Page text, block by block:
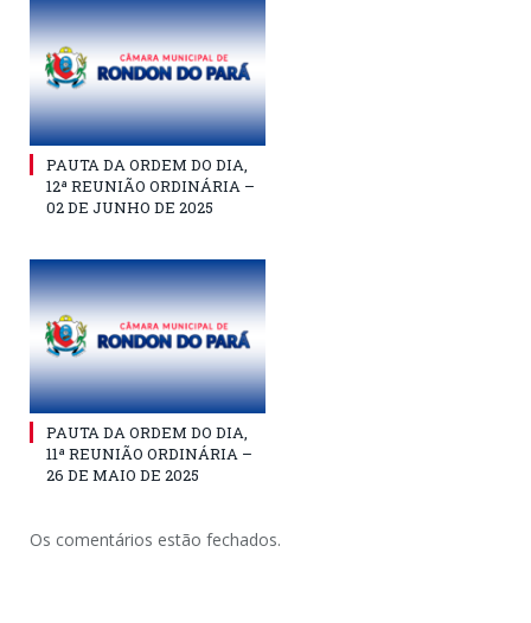
PAUTA DA ORDEM DO DIA,
12ª REUNIÃO ORDINÁRIA –
02 DE JUNHO DE 2025
PAUTA DA ORDEM DO DIA,
11ª REUNIÃO ORDINÁRIA –
26 DE MAIO DE 2025
Os comentários estão fechados.